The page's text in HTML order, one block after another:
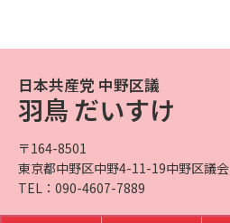
日本共産党 中野区議
羽鳥 だいすけ
〒164-8501
東京都中野区中野4-11-19中野区議会
TEL：090-4607-7889